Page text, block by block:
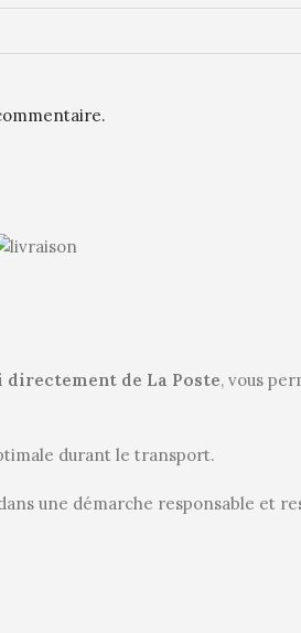
directement de La Poste, vous
durant le transport.
une démarche responsable et